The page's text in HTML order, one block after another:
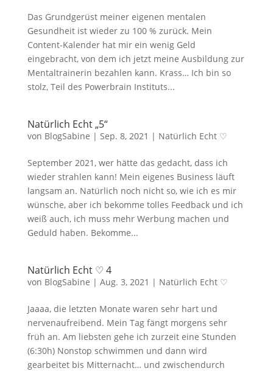
Das Grundgerüst meiner eigenen mentalen
Gesundheit ist wieder zu 100 % zurück. Mein
Content-Kalender hat mir ein wenig Geld
eingebracht, von dem ich jetzt meine Ausbildung zur
Mentaltrainerin bezahlen kann. Krass… Ich bin so
stolz, Teil des Powerbrain Instituts...
Natürlich Echt „5“
von BlogSabine | Sep. 8, 2021 | Natürlich Echt ♡
September 2021, wer hätte das gedacht, dass ich
wieder strahlen kann! Mein eigenes Business läuft
langsam an. Natürlich noch nicht so, wie ich es mir
wünsche, aber ich bekomme tolles Feedback und ich
weiß auch, ich muss mehr Werbung machen und
Geduld haben. Bekomme...
Natürlich Echt ♡ 4
von BlogSabine | Aug. 3, 2021 | Natürlich Echt ♡
Jaaaa, die letzten Monate waren sehr hart und
nervenaufreibend. Mein Tag fängt morgens sehr
früh an. Am liebsten gehe ich zurzeit eine Stunden
(6:30h) Nonstop schwimmen und dann wird
gearbeitet bis Mitternacht… und zwischendurch